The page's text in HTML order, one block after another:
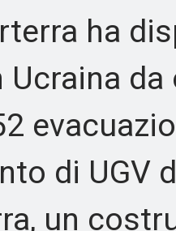
ha
di UGV
un